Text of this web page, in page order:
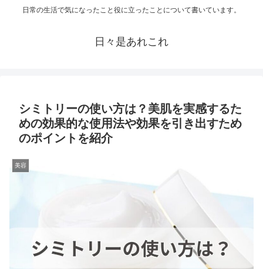
日常の生活で気になったこと役に立ったことについて書いています。
日々是あれこれ
シミトリーの使い方は？美肌を実感するた
めの効果的な使用法や効果を引き出すため
のポイントを紹介
美容